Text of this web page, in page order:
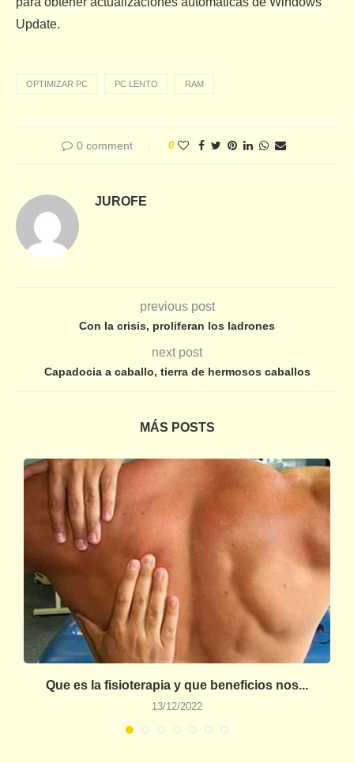
Update.
OPTIMIZAR PC PC LENTO RAM
0 comment 0
JUROFE
previous post
Con la crisis, proliferan los ladrones
next post
Capadocia a caballo, tierra de hermosos caballos
MÁS POSTS
Que es la fisioterapia y que beneficios nos...
13/12/2022